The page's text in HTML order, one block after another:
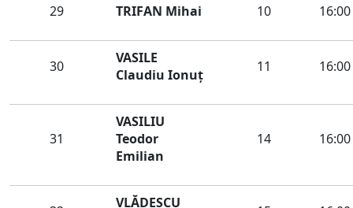
29 TRIFAN Mihai 10 16:00
30
VASILE
Claudiu Ionuț
11 16:00
31
VASILIU
Teodor
Emilian
14 16:00
VLĂDESCU